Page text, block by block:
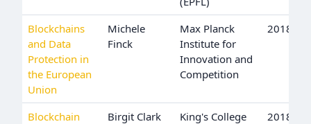
Blockchains
and Data
Protection in
the European
Union
Michele
Finck
Max Planck
Institute for
Innovation and
Competition
2018
Blockchain
Birgit Clark
King's College
2018